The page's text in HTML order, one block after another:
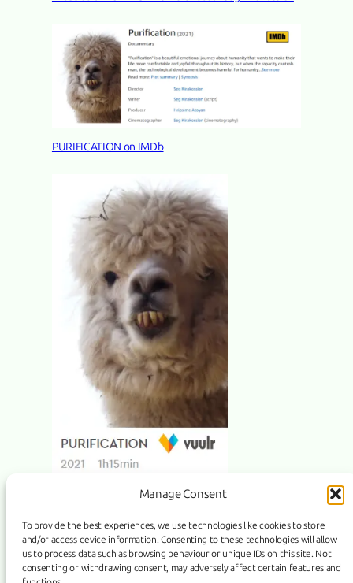
Manage Consent
To provide the best experiences, we use technologies like cookies to store
and/or access device information. Consenting to these technologies will allow
us to process data such as browsing behaviour or unique IDs on this site. Not
consenting or withdrawing consent, may adversely affect certain features and
PURIFICATION on IMDb
PURIFICATION on VUULR